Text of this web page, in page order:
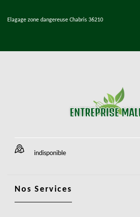
Elagage zone dangereuse Chabris 36210
indisponible
Nos Services